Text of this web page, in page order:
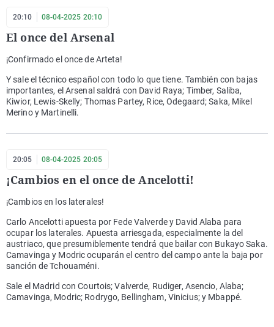
20:10 08-04-2025 20:10
El once del Arsenal
¡Confirmado el once de Arteta!
Y sale el técnico español con todo lo que tiene. También con bajas
importantes, el Arsenal saldrá con David Raya; Timber, Saliba,
Kiwior, Lewis-Skelly; Thomas Partey, Rice, Odegaard; Saka, Mikel
Merino y Martinelli.
20:05 08-04-2025 20:05
¡Cambios en el once de Ancelotti!
¡Cambios en los laterales!
Carlo Ancelotti apuesta por Fede Valverde y David Alaba para
ocupar los laterales. Apuesta arriesgada, especialmente la del
austriaco, que presumiblemente tendrá que bailar con Bukayo Saka.
Camavinga y Modric ocuparán el centro del campo ante la baja por
sanción de Tchouaméni.
Sale el Madrid con Courtois; Valverde, Rudiger, Asencio, Alaba;
Camavinga, Modric; Rodrygo, Bellingham, Vinicius; y Mbappé.